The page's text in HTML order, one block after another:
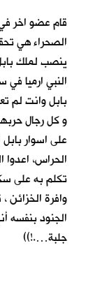
قام عضو اخر
الصحراء هي
ينصب لملك
النبي ارميا
بابل وانت لم
و كل رجال
على اسوار بابل
الحراس،
تكلم به على
وافرة
الجنود بنفسه
جلبة….!))